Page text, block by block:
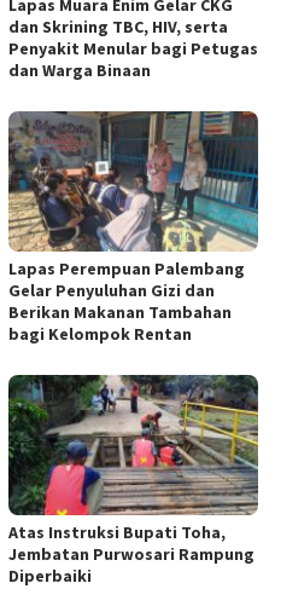
Lapas Muara Enim Gelar CKG
dan Skrining TBC, HIV, serta
Penyakit Menular bagi Petugas
dan Warga Binaan
Lapas Perempuan Palembang
Gelar Penyuluhan Gizi dan
Berikan Makanan Tambahan
bagi Kelompok Rentan
Atas Instruksi Bupati Toha,
Jembatan Purwosari Rampung
Diperbaiki